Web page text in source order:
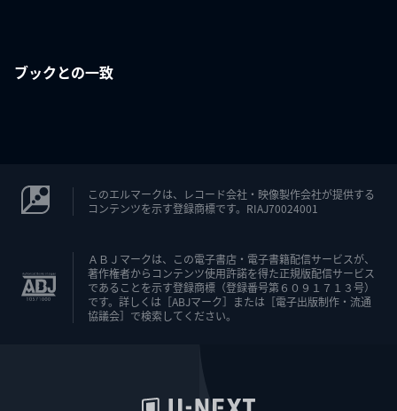
ブックとの一致
このエルマークは、レコード会社・映像製作会社が提供する
コンテンツを示す登録商標です。RIAJ70024001
ＡＢＪマークは、この電子書店・電子書籍配信サービスが、
著作権者からコンテンツ使用許諾を得た正規版配信サービス
であることを示す登録商標（登録番号第６０９１７１３号）
です。詳しくは［ABJマーク］または［電子出版制作・流通
協議会］で検索してください。